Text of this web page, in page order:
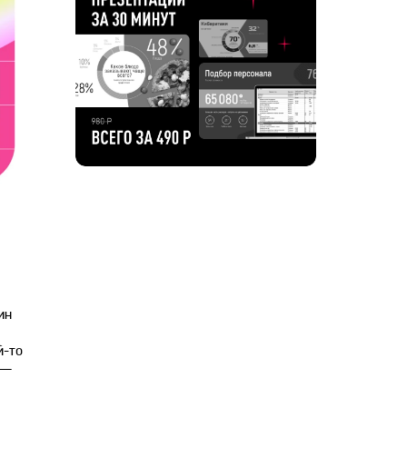
то
—